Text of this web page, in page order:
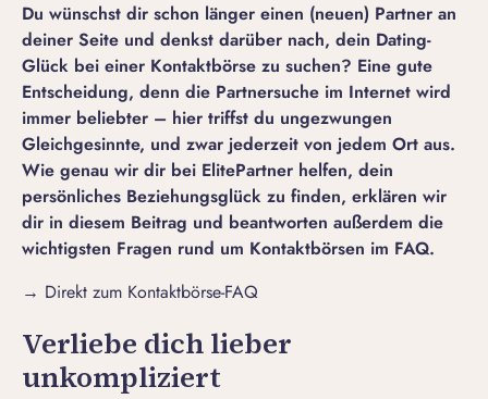
Du wünschst dir schon länger einen (neuen) Partner an
deiner Seite und denkst darüber nach, dein Dating-
Glück bei einer Kontaktbörse zu suchen? Eine gute
Entscheidung, denn die Partnersuche im Internet wird
immer beliebter – hier triffst du ungezwungen
Gleichgesinnte, und zwar jederzeit von jedem Ort aus.
Wie genau wir dir bei ElitePartner helfen, dein
persönliches Beziehungsglück zu finden, erklären wir
dir in diesem Beitrag und beantworten außerdem die
wichtigsten Fragen rund um Kontaktbörsen im FAQ.
→ Direkt zum Kontaktbörse-FAQ
Verliebe dich lieber
unkompliziert